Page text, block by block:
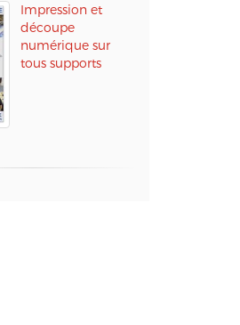
Impression et
découpe
numérique sur
tous supports